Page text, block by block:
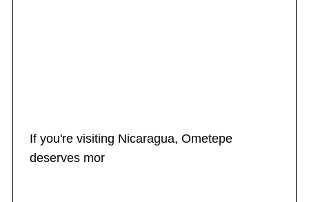
If you're visiting Nicaragua, Ometepe
deserves mor